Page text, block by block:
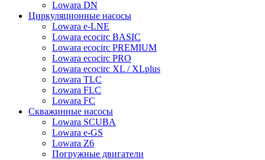
Lowara DN
Циркуляционные насосы
Lowara e-LNE
Lowara ecocirc BASIC
Lowara ecocirc PREMIUM
Lowara ecocirc PRO
Lowara ecocirc XL / XLplus
Lowara TLC
Lowara FLC
Lowara FC
Скважинные насосы
Lowara SCUBA
Lowara e-GS
Lowara Z6
Погружные двигатели